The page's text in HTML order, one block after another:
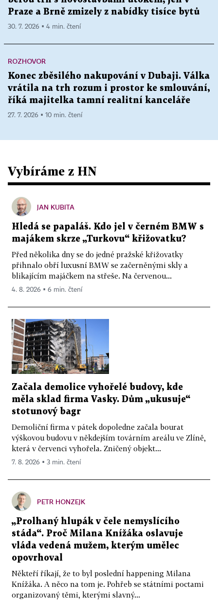
Praze a Brně zmizely z nabídky tisíce bytů
30. 7. 2026 ▪ 4 min. čtení
ROZHOVOR
Konec zběsilého nakupování v Dubaji. Válka
vrátila na trh rozum i prostor ke smlouvání,
říká majitelka tamní realitní kanceláře
27. 7. 2026 ▪ 10 min. čtení
Vybíráme z HN
JAN KUBITA
Hledá se papaláš. Kdo jel v černém BMW s
majákem skrze „Turkovu“ křižovatku?
Před několika dny se do jedné pražské křižovatky
přihnalo obří luxusní BMW se začerněnými skly a
blikajícím majáčkem na střeše. Na červenou...
4. 8. 2026 ▪ 6 min. čtení
Začala demolice vyhořelé budovy, kde
měla sklad firma Vasky. Dům „ukusuje“
stotunový bagr
Demoliční firma v pátek dopoledne začala bourat
výškovou budovu v někdejším továrním areálu ve Zlíně,
která v červenci vyhořela. Zničený objekt...
7. 8. 2026 ▪ 3 min. čtení
PETR HONZEJK
„Prolhaný hlupák v čele nemyslícího
stáda“. Proč Milana Knížáka oslavuje
vláda vedená mužem, kterým umělec
opovrhoval
Někteří říkají, že to byl poslední happening Milana
Knížáka. A něco na tom je. Pohřeb se státními poctami
organizovaný těmi, kterými slavný...